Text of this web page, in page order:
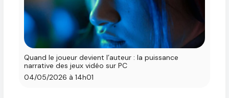
Quand le joueur devient l’auteur : la puissance
narrative des jeux vidéo sur PC
04/05/2026 à 14h01